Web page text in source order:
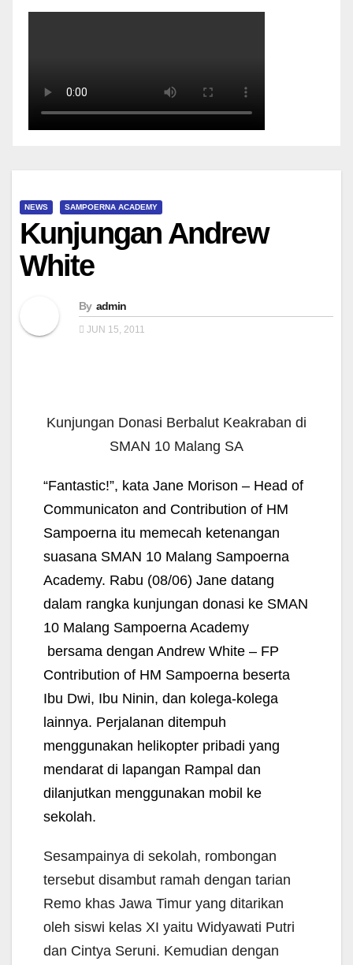
NEWS SAMPOERNA ACADEMY
Kunjungan Andrew
White
By admin
JUN 15, 2011
Kunjungan Donasi Berbalut Keakraban di
SMAN 10 Malang SA
“Fantastic!”, kata Jane Morison – Head of
Communicaton and Contribution of HM
Sampoerna itu memecah ketenangan
suasana SMAN 10 Malang Sampoerna
Academy. Rabu (08/06) Jane datang
dalam rangka kunjungan donasi ke SMAN
10 Malang Sampoerna Academy
bersama dengan Andrew White – FP
Contribution of HM Sampoerna beserta
Ibu Dwi, Ibu Ninin, dan kolega-kolega
lainnya. Perjalanan ditempuh
menggunakan helikopter pribadi yang
mendarat di lapangan Rampal dan
dilanjutkan menggunakan mobil ke
sekolah.
Sesampainya di sekolah, rombongan
tersebut disambut ramah dengan tarian
Remo khas Jawa Timur yang ditarikan
oleh siswi kelas XI yaitu Widyawati Putri
dan Cintya Seruni. Kemudian dengan